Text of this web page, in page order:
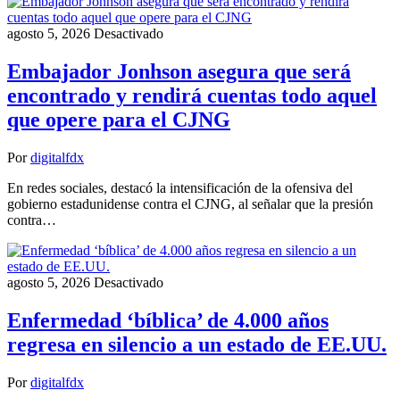
agosto 5, 2026 Desactivado
Embajador Jonhson asegura que será
encontrado y rendirá cuentas todo aquel
que opere para el CJNG
Por digitalfdx
En redes sociales, destacó la intensificación de la ofensiva del
gobierno estadunidense contra el CJNG, al señalar que la presión
contra…
agosto 5, 2026 Desactivado
Enfermedad ‘bíblica’ de 4.000 años
regresa en silencio a un estado de EE.UU.
Por digitalfdx